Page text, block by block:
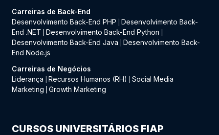
Carreiras de Back-End
Desenvolvimento Back-End PHP
Desenvolvimento Back-
End .NET
Desenvolvimento Back-End Python
Desenvolvimento Back-End Java
Desenvolvimento Back-
End Node.js
Carreiras de Negócios
Liderança
Recursos Humanos (RH)
Social Media
Marketing
Growth Marketing
CURSOS UNIVERSITÁRIOS FIAP